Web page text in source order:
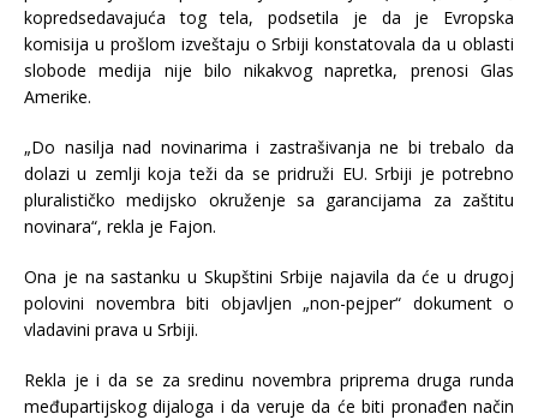
kopredsedavajuća tog tela, podsetila je da je Evropska
komisija u prošlom izveštaju o Srbiji konstatovala da u oblasti
slobode medija nije bilo nikakvog napretka, prenosi Glas
Amerike.
„Do nasilja nad novinarima i zastrašivanja ne bi trebalo da
dolazi u zemlji koja teži da se pridruži EU. Srbiji je potrebno
pluralističko medijsko okruženje sa garancijama za zaštitu
novinara“, rekla je Fajon.
Ona je na sastanku u Skupštini Srbije najavila da će u drugoj
polovini novembra biti objavljen „non-pejper“ dokument o
vladavini prava u Srbiji.
Rekla je i da se za sredinu novembra priprema druga runda
međupartijskog dijaloga i da veruje da će biti pronađen način